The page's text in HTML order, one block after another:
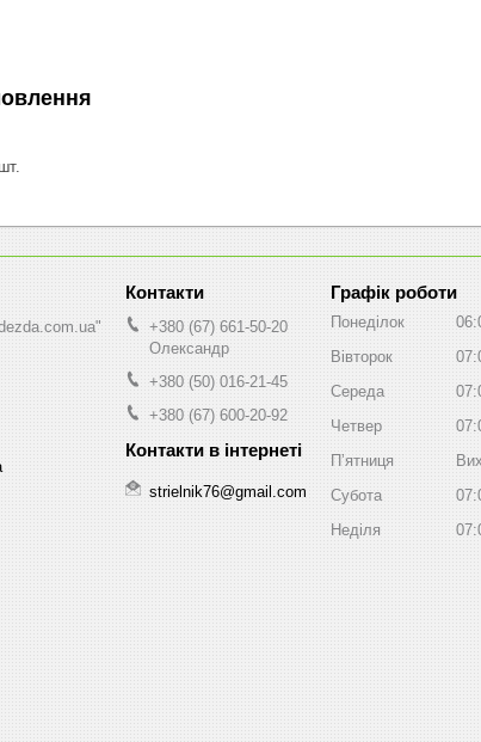
+380 (67) 661-50-20
Олександр
+380 (50) 016-21-45
+380 (67) 600-20-92
strielnik76@gmail.com
Графік роботи
Понеділок
Вівторок
Середа
Четвер
Пʼятниця
Субота
Неділя